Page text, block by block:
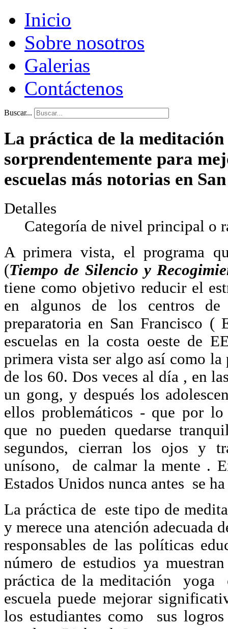
Inicio
Sobre nosotros
Galerias
Contáctenos
Buscar...
La práctica de la
sorprendentemente para
escuelas más notorias en
Detalles
Categoría de nivel principal o
A primera vista, el programa
(Tiempo de Silencio y
tiene como objetivo reducir el
en algunos de los centros de
preparatoria en San Francisco (
escuelas en la costa oeste de
primera vista ser algo así como la
de los 60. Dos veces al día , en
un gong, y después los
ellos problemáticos - que por
que no pueden quedarse
segundos, cierran los ojos y
unísono, de calmar la mente .
Estados Unidos nunca antes se
La práctica de este tipo de
y merece una atención adecuada
responsables de las políticas
número de estudios ya
práctica de la meditación yoga
escuela puede mejorar
los estudiantes como sus